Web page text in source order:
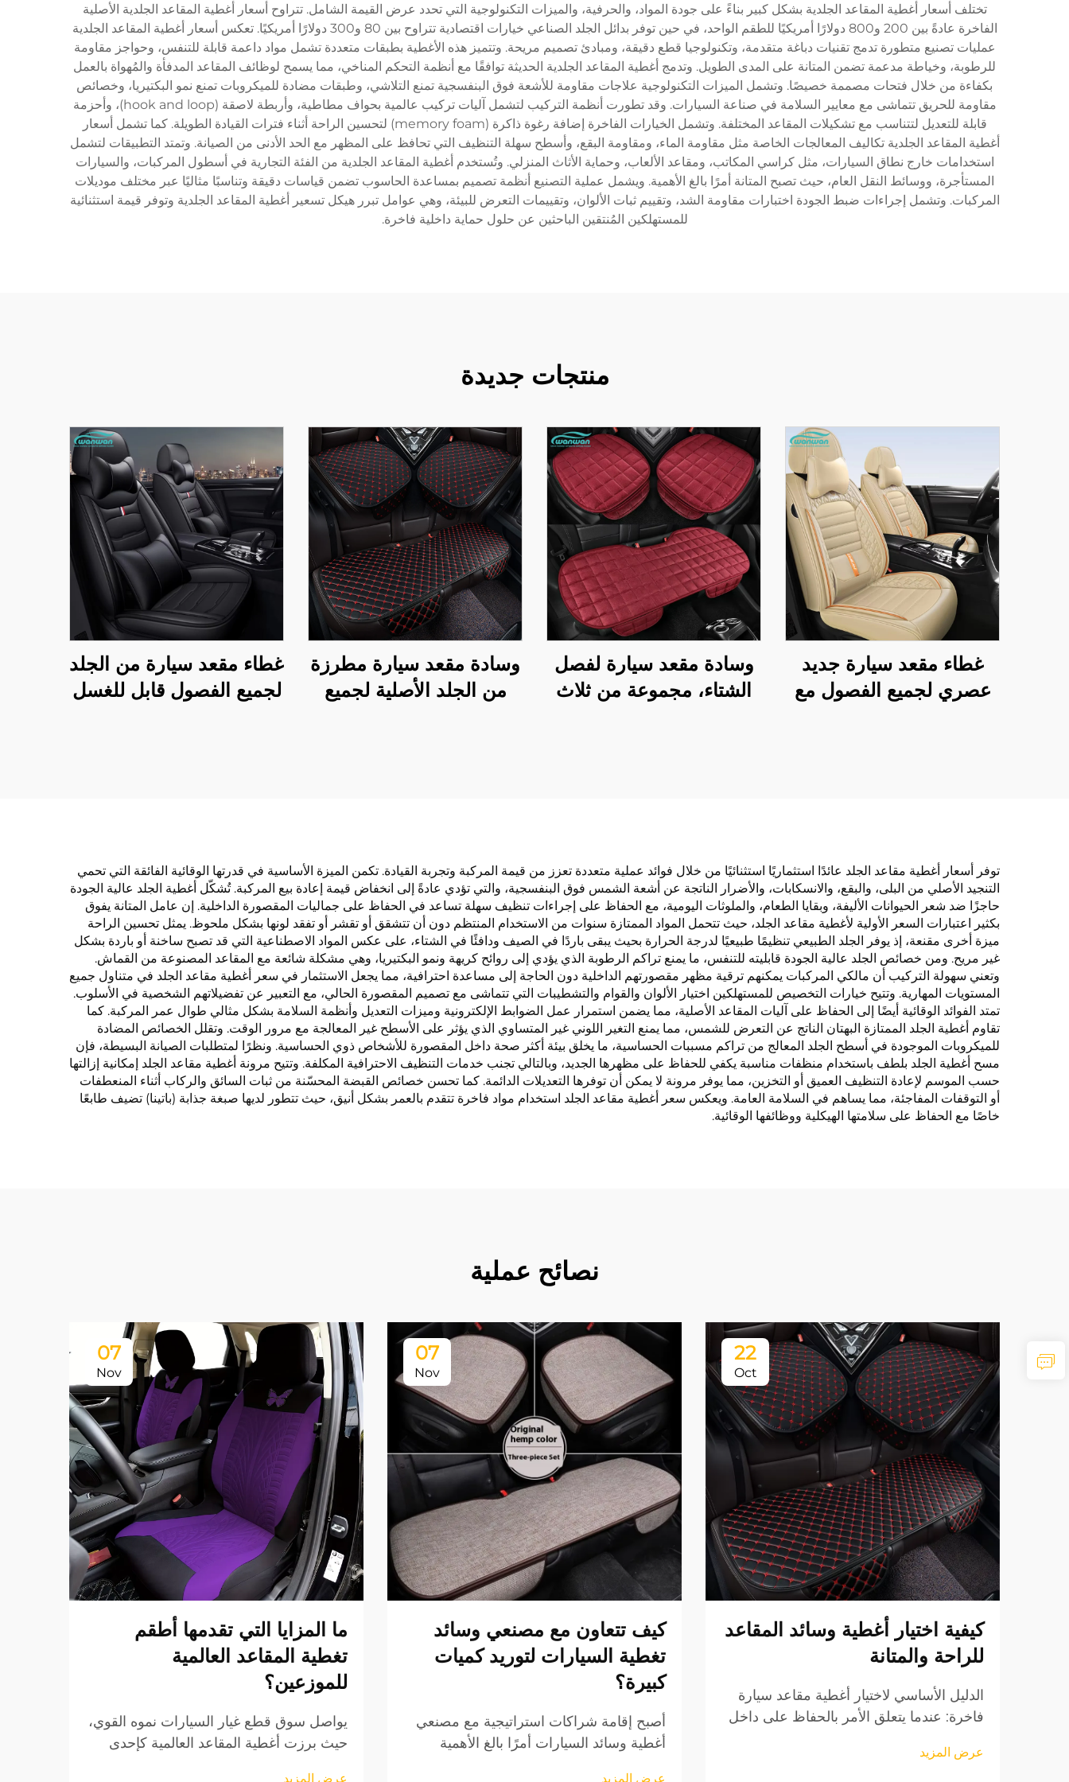
تختلف أسعار أغطية المقاعد الجلدية بشكل كبير بناءً على جودة المواد، والحرفية، والميزات التكنولوجية التي تحدد عرض القيمة الشامل. تتراوح أسعار أغطية المقاعد الجلدية الأصلية
الفاخرة عادةً بين 200 و800 دولارًا أمريكيًا للطقم الواحد، في حين توفر بدائل الجلد الصناعي خيارات اقتصادية تتراوح بين 80 و300 دولارًا أمريكيًا. تعكس أسعار أغطية المقاعد الجلدية
عمليات تصنيع متطورة تدمج تقنيات دباغة متقدمة، وتكنولوجيا قطع دقيقة، ومبادئ تصميم مريحة. وتتميز هذه الأغطية بطبقات متعددة تشمل مواد داعمة قابلة للتنفس، وحواجز مقاومة
للرطوبة، وخياطة مدعمة تضمن المتانة على المدى الطويل. وتدمج أغطية المقاعد الجلدية الحديثة توافقًا مع أنظمة التحكم المناخي، مما يسمح لوظائف المقاعد المدفأة والمُهواة بالعمل
بكفاءة من خلال فتحات مصممة خصيصًا. وتشمل الميزات التكنولوجية علاجات مقاومة للأشعة فوق البنفسجية تمنع التلاشي، وطبقات مضادة للميكروبات تمنع نمو البكتيريا، وخصائص
مقاومة للحريق تتماشى مع معايير السلامة في صناعة السيارات. وقد تطورت أنظمة التركيب لتشمل آليات تركيب عالمية بحواف مطاطية، وأربطة لاصقة (hook and loop)، وأحزمة
قابلة للتعديل لتتناسب مع تشكيلات المقاعد المختلفة. وتشمل الخيارات الفاخرة إضافة رغوة ذاكرة (memory foam) لتحسين الراحة أثناء فترات القيادة الطويلة. كما تشمل أسعار
أغطية المقاعد الجلدية تكاليف المعالجات الخاصة مثل مقاومة الماء، ومقاومة البقع، وأسطح سهلة التنظيف التي تحافظ على المظهر مع الحد الأدنى من الصيانة. وتمتد التطبيقات لتشمل
استخدامات خارج نطاق السيارات، مثل كراسي المكاتب، ومقاعد الألعاب، وحماية الأثاث المنزلي. وتُستخدم أغطية المقاعد الجلدية من الفئة التجارية في أسطول المركبات، والسيارات
المستأجرة، ووسائط النقل العام، حيث تصبح المتانة أمرًا بالغ الأهمية. ويشمل عملية التصنيع أنظمة تصميم بمساعدة الحاسوب تضمن قياسات دقيقة وتناسبًا مثاليًا عبر مختلف موديلات
المركبات. وتشمل إجراءات ضبط الجودة اختبارات مقاومة الشد، وتقييم ثبات الألوان، وتقييمات التعرض للبيئة، وهي عوامل تبرر هيكل تسعير أغطية المقاعد الجلدية وتوفر قيمة استثنائية
للمستهلكين المُنتقين الباحثين عن حلول حماية داخلية فاخرة.
منتجات جديدة
غطاء مقعد سيارة جديد
عصري لجميع الفصول مع
وسادة مقعد سيارة لفصل
الشتاء، مجموعة من ثلاث
وسادة مقعد سيارة مطرزة
من الجلد الأصلية لجميع
غطاء مقعد سيارة من الجلد
لجميع الفصول قابل للغسل
توفر أسعار أغطية مقاعد الجلد عائدًا استثماريًا استثنائيًا من خلال فوائد عملية متعددة تعزز من قيمة المركبة وتجربة القيادة. تكمن الميزة الأساسية في قدرتها الوقائية الفائقة التي تحمي
التنجيد الأصلي من البلى، والبقع، والانسكابات، والأضرار الناتجة عن أشعة الشمس فوق البنفسجية، والتي تؤدي عادةً إلى انخفاض قيمة إعادة بيع المركبة. تُشكّل أغطية الجلد عالية الجودة
حاجزًا ضد شعر الحيوانات الأليفة، وبقايا الطعام، والملوثات اليومية، مع الحفاظ على إجراءات تنظيف سهلة تساعد في الحفاظ على جماليات المقصورة الداخلية. إن عامل المتانة يفوق
بكثير اعتبارات السعر الأولية لأغطية مقاعد الجلد، حيث تتحمل المواد الممتازة سنوات من الاستخدام المنتظم دون أن تتشقق أو تقشر أو تفقد لونها بشكل ملحوظ. يمثل تحسين الراحة
ميزة أخرى مقنعة، إذ يوفر الجلد الطبيعي تنظيمًا طبيعيًا لدرجة الحرارة بحيث يبقى باردًا في الصيف ودافئًا في الشتاء، على عكس المواد الاصطناعية التي قد تصبح ساخنة أو باردة بشكل
غير مريح. ومن خصائص الجلد عالية الجودة قابليته للتنفس، ما يمنع تراكم الرطوبة الذي يؤدي إلى روائح كريهة ونمو البكتيريا، وهي مشكلة شائعة مع المقاعد المصنوعة من القماش.
وتعني سهولة التركيب أن مالكي المركبات يمكنهم ترقية مظهر مقصورتهم الداخلية دون الحاجة إلى مساعدة احترافية، مما يجعل الاستثمار في سعر أغطية مقاعد الجلد في متناول جميع
المستويات المهارية. وتتيح خيارات التخصيص للمستهلكين اختيار الألوان والقوام والتشطيبات التي تتماشى مع تصميم المقصورة الحالي، مع التعبير عن تفضيلاتهم الشخصية في الأسلوب.
تمتد الفوائد الوقائية أيضًا إلى الحفاظ على آليات المقاعد الأصلية، مما يضمن استمرار عمل الضوابط الإلكترونية وميزات التعديل وأنظمة السلامة بشكل مثالي طوال عمر المركبة. كما
تقاوم أغطية الجلد الممتازة البهتان الناتج عن التعرض للشمس، مما يمنع التغير اللوني غير المتساوي الذي يؤثر على الأسطح غير المعالجة مع مرور الوقت. وتقلل الخصائص المضادة
للميكروبات الموجودة في أسطح الجلد المعالج من تراكم مسببات الحساسية، ما يخلق بيئة أكثر صحة داخل المقصورة للأشخاص ذوي الحساسية. ونظرًا لمتطلبات الصيانة البسيطة، فإن
مسح أغطية الجلد بلطف باستخدام منظفات مناسبة يكفي للحفاظ على مظهرها الجديد، وبالتالي تجنب خدمات التنظيف الاحترافية المكلفة. وتتيح مرونة أغطية مقاعد الجلد إمكانية إزالتها
حسب الموسم لإعادة التنظيف العميق أو التخزين، مما يوفر مرونة لا يمكن أن توفرها التعديلات الدائمة. كما تحسن خصائص القبضة المحسّنة من ثبات السائق والركاب أثناء المنعطفات
أو التوقفات المفاجئة، مما يساهم في السلامة العامة. ويعكس سعر أغطية مقاعد الجلد استخدام مواد فاخرة تتقدم بالعمر بشكل أنيق، حيث تتطور لديها صبغة جذابة (باتينا) تضيف طابعًا
خاصًا مع الحفاظ على سلامتها الهيكلية ووظائفها الوقائية.
نصائح عملية
22
Oct
كيفية اختيار أغطية وسائد المقاعد
للراحة والمتانة
الدليل الأساسي لاختيار أغطية مقاعد سيارة
فاخرة: عندما يتعلق الأمر بالحفاظ على داخل
أغطية وسائد السيارة تلعب دورًا حيويًا. لا
عرض المزيد
07
Nov
كيف تتعاون مع مصنعي وسائد
تغطية السيارات لتوريد كميات
كبيرة؟
أصبح إقامة شراكات استراتيجية مع مصنعي
أغطية وسائد السيارات أمرًا بالغ الأهمية
عرض المزيد
07
Nov
ما المزايا التي تقدمها أطقم
تغطية المقاعد العالمية
للموزعين؟
يواصل سوق قطع غيار السيارات نموه القوي،
حيث برزت أغطية المقاعد العالمية كإحدى
عرض المزيد